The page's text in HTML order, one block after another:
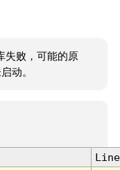
失败，可能的原
动。
Line